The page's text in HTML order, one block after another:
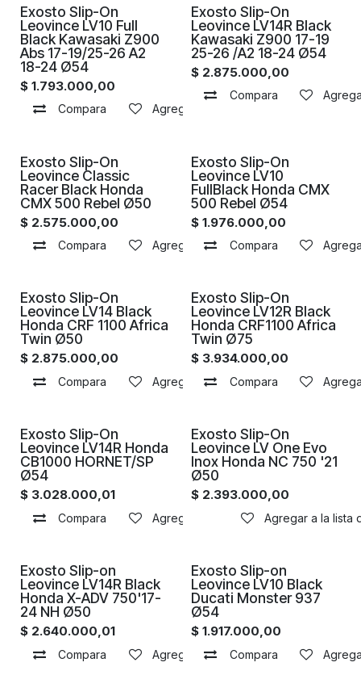
Proximamente
Exosto Slip-On
Leovince LV10 Full
Black Kawasaki Z900
Abs 17-19/25-26 A2
18-24 Ø54
$ 1.793.000,00
Compara Agregar a la lista de deseos
Proximamente
Exosto Slip-On
Leovince LV14R Black
Kawasaki Z900 17-19
25-26 /A2 18-24 Ø54
$ 2.875.000,00
Compara
Proximamente
Exosto Slip-On
Leovince Classic
Racer Black Honda
CMX 500 Rebel Ø50
$ 2.575.000,00
Compara Agregar a la lista de deseos
Proximamente
Exosto Slip-On
Leovince LV10
FullBlack Honda CMX
500 Rebel Ø54
$1.976.000,00
Compara
Proximamente
Exosto Slip-On
Leovince LV14 Black
Honda CRF 1100 Africa
Twin Ø50
$ 2.875.000,00
Compara Agregar a la lista de deseos
Proximamente
Exosto Slip-On
Leovince LV12R Black
Honda CRF1100 Africa
Twin Ø75
$ 3.934.000,00
Compara
Proximamente
Exosto Slip-On
Leovince LV14R Honda
CB1000 HORNET/SP
Ø54
$ 3.028.000,01
Compara Agregar a la lista de deseos
Proximamente
Exosto Slip-On
Leovince LV One Evo
Inox Honda NC 750 '21
Ø50
$ 2.393.000,00
Agregar a la lista
Proximamente
Exosto Slip-on
Leovince LV14R Black
Honda X-ADV 750'17-
24 NH Ø50
$ 2.640.000,01
Compara Agregar a la lista de deseos
Proximamente
Exosto Slip-on
Leovince LV10 Black
Ducati Monster 937
Ø54
$1.917.000,00
Compara